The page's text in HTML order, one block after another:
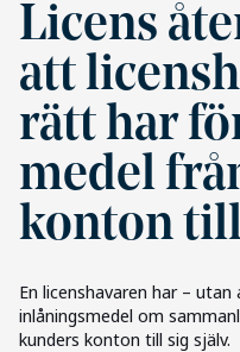
Licens
att
rätt har
medel
konton
En licenshavaren har –
inlåningsmedel om
kunders konton till sig själv.